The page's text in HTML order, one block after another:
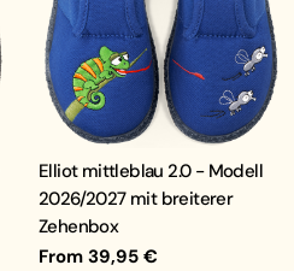
Elliot mittleblau 2.0 - Modell
2026/2027 mit breiterer
Zehenbox
Regular
From 39,95 €